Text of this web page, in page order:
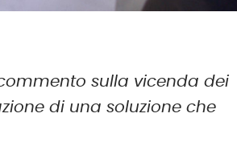
sulla vicenda dei
di una soluzione che